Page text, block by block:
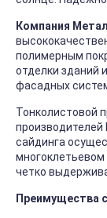
Компания
полимерным
отделки зданий
фасадных
Тонколистовой
производителей
сайдинга
многоклетьевом
четко
Преимущества